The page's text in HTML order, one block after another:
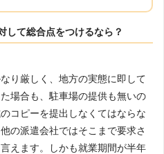
して総合点をつけるなら？
り厳しく、地方の実態に即して
場合も、駐車場の提供も無いの
コピーを提出しなくてはならな
の派遣会社ではそこまで要求さ
えます。しかも就業期間が半年